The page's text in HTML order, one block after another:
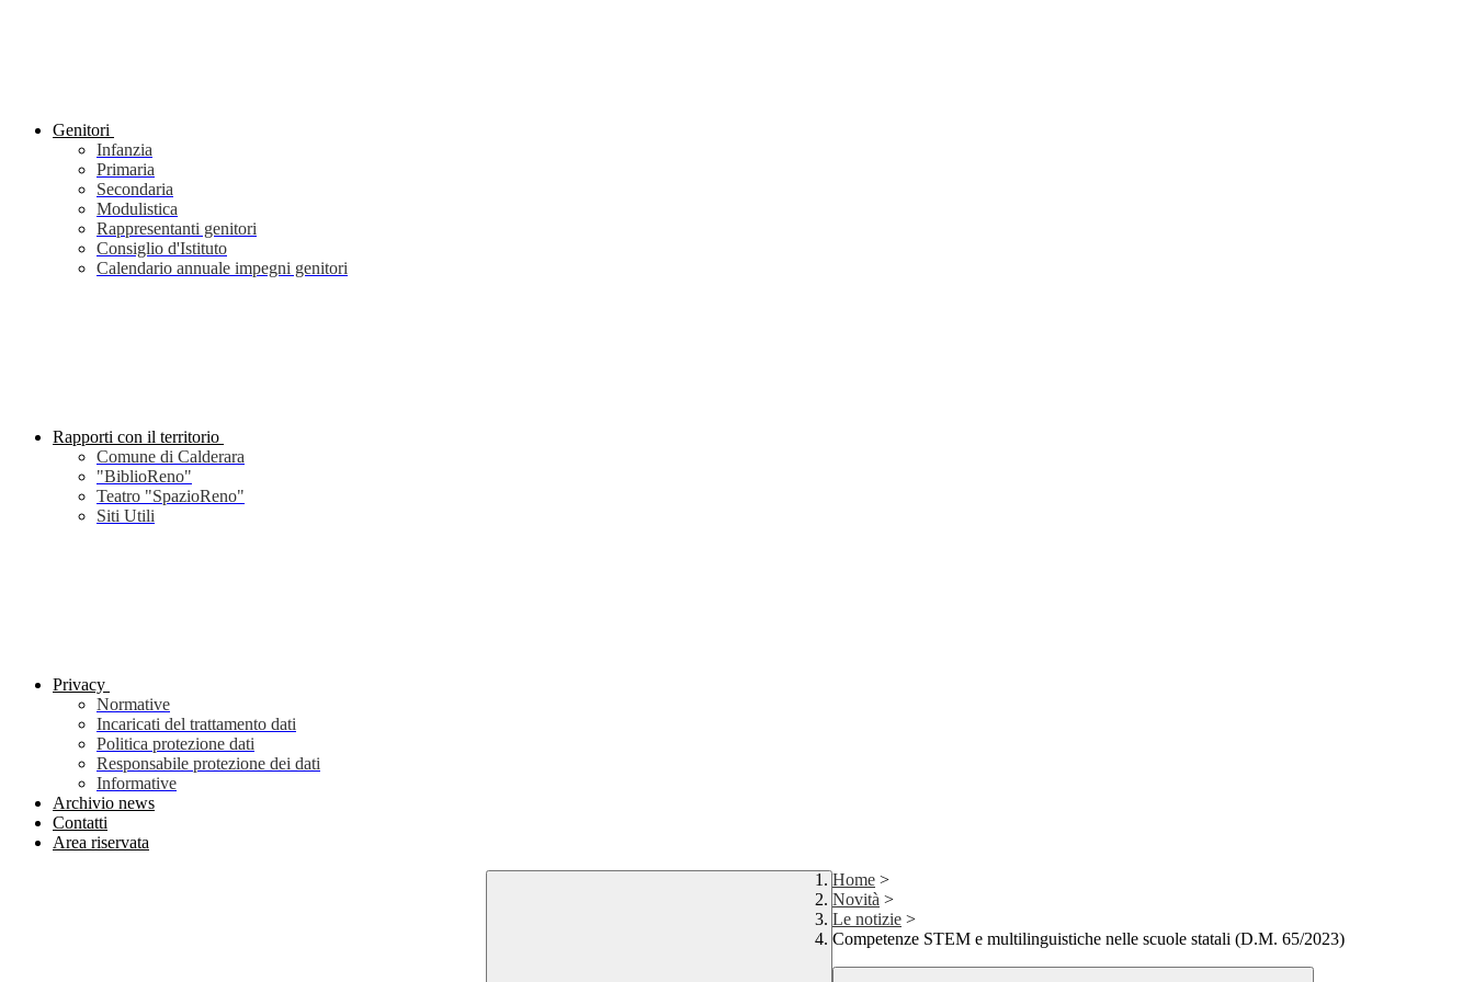
Genitori
Infanzia
Primaria
Secondaria
Modulistica
Rappresentanti genitori
Consiglio d'Istituto
Calendario annuale impegni genitori
Rapporti con il territorio
Comune di Calderara
"BiblioReno"
Teatro "SpazioReno"
Siti Utili
Privacy
Normative
Incaricati del trattamento dati
Politica protezione dati
Responsabile protezione dei dati
Informative
Archivio news
Contatti
Area riservata
Home >
Novità >
Le notizie >
Competenze STEM e multilinguistiche nelle scuole statali (D.M. 65/2023)